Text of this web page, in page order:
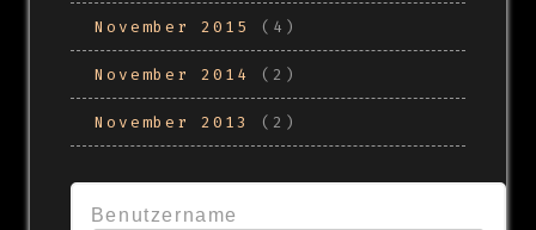
November 2015 (4)
November 2014 (2)
November 2013 (2)
Benutzername